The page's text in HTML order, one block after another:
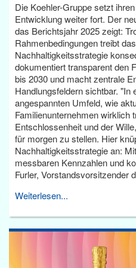
Die Koehler-Gruppe setzt
Entwicklung weiter fort. Der
das Berichtsjahr 2025 zeigt:
Rahmenbedingungen treibt
Nachhaltigkeitsstrategie
dokumentiert transparent den
bis 2030 und macht zentrale
Handlungsfeldern sichtbar.
angespannten Umfeld, wie
Familienunternehmen wirklich
Entschlossenheit und der
für morgen zu stellen. Hier
Nachhaltigkeitsstrategie an:
messbaren Kennzahlen und
Furler, Vorstandsvorsitzender
Weiterlesen...